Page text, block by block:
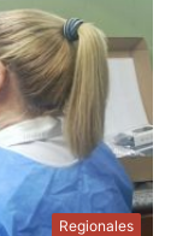
Regionales